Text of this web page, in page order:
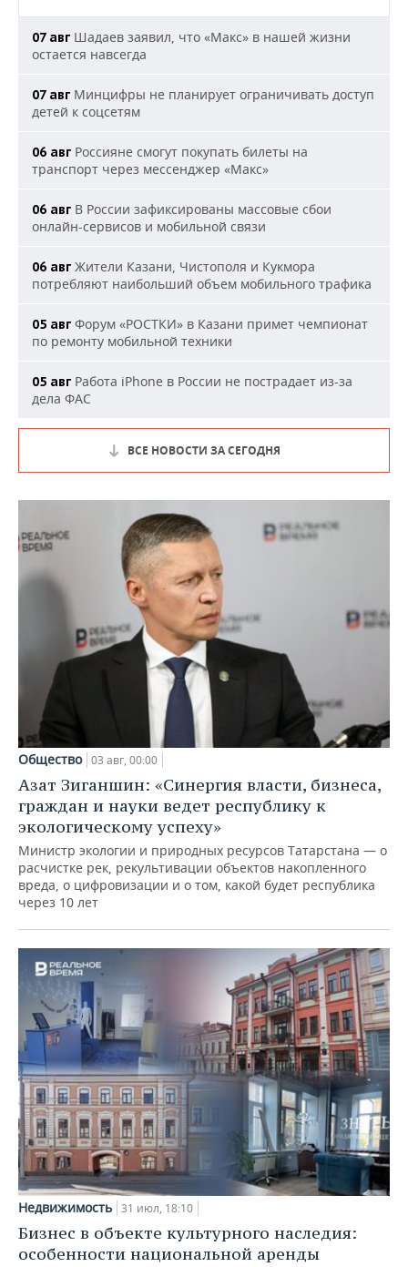
07 авг Шадаев заявил, что «Макс» в нашей жизни
остается навсегда
07 авг Минцифры не планирует ограничивать доступ
детей к соцсетям
06 авг Россияне смогут покупать билеты на
транспорт через мессенджер «Макс»
06 авг В России зафиксированы массовые сбои
онлайн-сервисов и мобильной связи
06 авг Жители Казани, Чистополя и Кукмора
потребляют наибольший объем мобильного трафика
05 авг Форум «РОСТКИ» в Казани примет чемпионат
по ремонту мобильной техники
05 авг Работа iPhone в России не пострадает из-за
дела ФАС
ВСЕ НОВОСТИ ЗА СЕГОДНЯ
Общество 03 авг, 00:00
Азат Зиганшин: «Синергия власти, бизнеса,
граждан и науки ведет республику к
экологическому успеху»
Министр экологии и природных ресурсов Татарстана — о
расчистке рек, рекультивации объектов накопленного
вреда, о цифровизации и о том, какой будет республика
через 10 лет
Недвижимость 31 июл, 18:10
Бизнес в объекте культурного наследия:
особенности национальной аренды